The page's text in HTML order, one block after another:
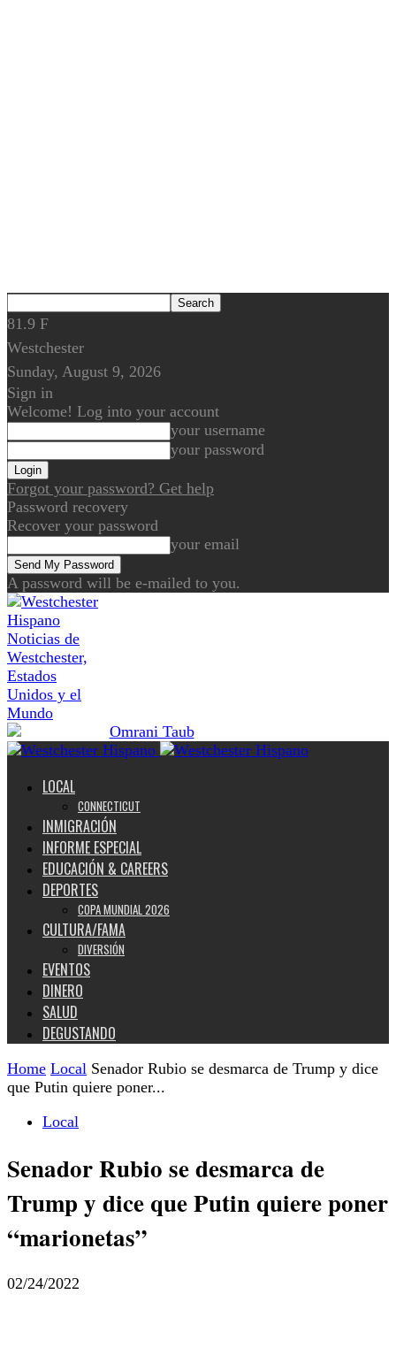
81.9 F
Westchester
Sunday, August 9, 2026
Sign in
Welcome! Log into your account
your username
your password
Forgot your password? Get help
Password recovery
Recover your password
your email
A password will be e-mailed to you.
Noticias de
Westchester,
Estados
Unidos y el
Mundo
LOCAL
CONNECTICUT
INMIGRACIÓN
INFORME ESPECIAL
EDUCACIÓN & CAREERS
DEPORTES
COPA MUNDIAL 2026
CULTURA/FAMA
DIVERSIÓN
EVENTOS
DINERO
SALUD
DEGUSTANDO
Home Local Senador Rubio se desmarca de Trump y dice
que Putin quiere poner...
Local
Senador Rubio se desmarca de
Trump y dice que Putin quiere poner
“marionetas”
02/24/2022